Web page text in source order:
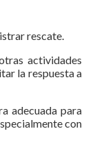
rescate.
actividades
la respuesta a
adecuada para
con